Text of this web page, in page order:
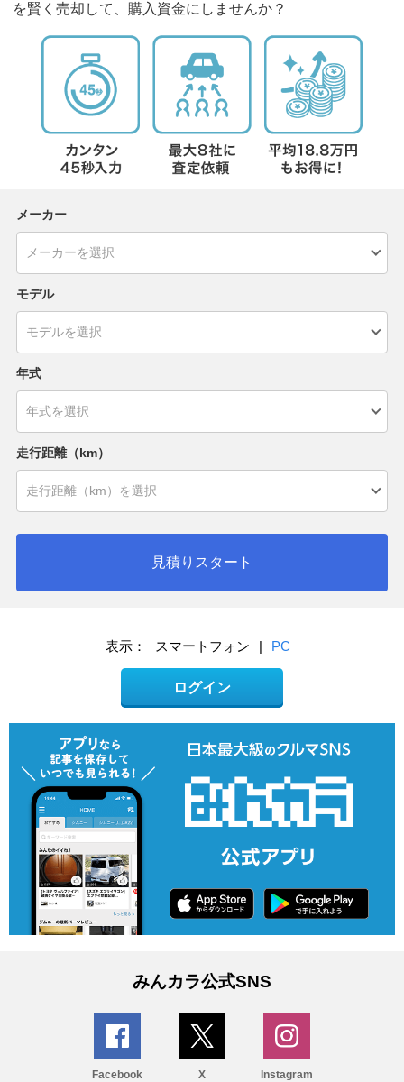
を賢く売却して、購入資金にしませんか？
メーカー
モデル
年式
走行距離（km）
見積りスタート
表示： スマートフォン | PC
ログイン
みんカラ公式SNS
Facebook X Instagram